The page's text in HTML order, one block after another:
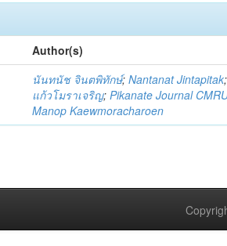
Author(s)
นันทนัช จินตพิทักษ์;Nantanat Jintapitak;
แก้วโมราเจริญ;Pikanate Journal
Manop Kaewmoracharoen